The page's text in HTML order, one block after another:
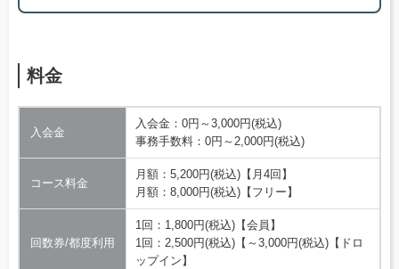
料金
入会金
入会金：0円～3,000円(税込)
事務手数料：0円～2,000円(税込)
コース料金
月額：5,200円(税込)【月4回】
月額：8,000円(税込)【フリー】
回数券/都度利用
1回：1,800円(税込)【会員】
1回：2,500円(税込)【～3,000円(税込)【ドロ
ップイン】